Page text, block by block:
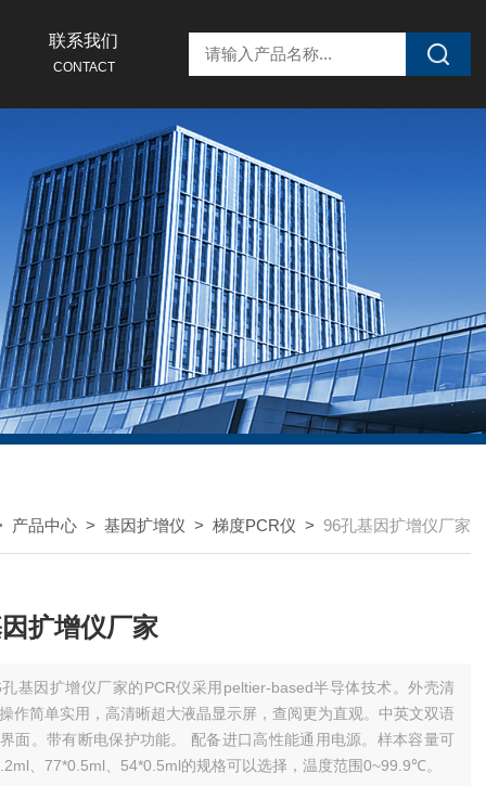
联系我们
CONTACT
产品中心 > 基因扩增仪 > 梯度PCR仪 > 96孔基因扩增仪厂家
扩增仪厂家
基因扩增仪厂家的PCR仪采用peltier-based半导体技术。外壳清
作简单实用，高清晰超大液晶显示屏，查阅更为直观。中英文双语
断电保护功能。 配备进口高性能通用电源。样本容量可
、77*0.5ml、54*0.5ml的规格可以选择，温度范围0~99.9℃。